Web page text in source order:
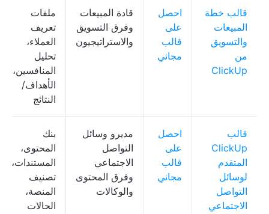
قالب خطة
المبيعات
والتسويق
من
ClickUp
احصل
على
قالب
مجاني
قادة المبيعات
وفرق التسويق
والاستراتيجيون
ملفات
تعريف
العملاء،
تحليل
المنافسين،
الأهداف/
النتائج
قالب
ClickUp
المتقدم
لوسائل
التواصل
الاجتماعي
احصل
على
قالب
مجاني
مديرو وسائل
التواصل
الاجتماعي
وفرق المحتوى
والوكالات
بنك
المحتوى،
المستندات،
تصنيف
المنصة،
الحالات